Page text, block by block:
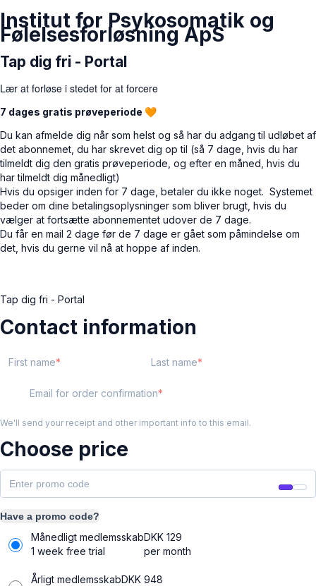
Institut for Psykosomatik og
Følelsesforløsning ApS
Tap dig fri - Portal
Lær at forløse i stedet for at forcere
7 dages gratis prøveperiode 🧡
Du kan afmelde dig når som helst og så har du adgang til udløbet af
det abonnemet, du har skrevet dig op til (så 7 dage, hvis du har
tilmeldt dig den gratis prøveperiode, og efter en måned, hvis du
har tilmeldt dig månedligt)
Hvis du opsiger inden for 7 dage, betaler du ikke noget. Systemet
beder om dine betalingsoplysninger som bliver brugt, hvis du
vælger at fortsætte abonnementet udover de 7 dage.
Du får en mail 2 dage før de 7 dage er gået som påmindelse om
det, hvis du gerne vil nå at hoppe af inden.
Tap dig fri - Portal
Contact information
First name Last name
Email for order confirmation
We'll send your receipt and other important info to this email.
Choose price
Have a promo code?
Månedligt medlemsskab
1 week free trial
DKK 129
per month
Årligt medlemsskabDKK 948